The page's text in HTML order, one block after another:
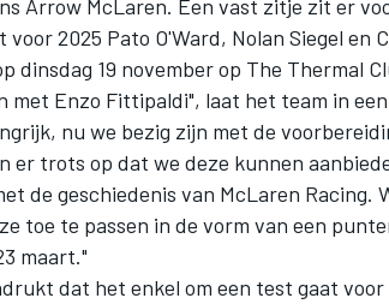
Arrow McLaren. Een vast zitje zit er
voor 2025 Pato O'Ward, Nolan Siegel en
dinsdag 19 november op The Thermal
met Enzo Fittipaldi", laat het team in
nu we bezig zijn met de
er trots op dat we deze kunnen
de geschiedenis van McLaren Racing.
toe te passen in de vorm van een
maart."
dat het enkel om een test gaat